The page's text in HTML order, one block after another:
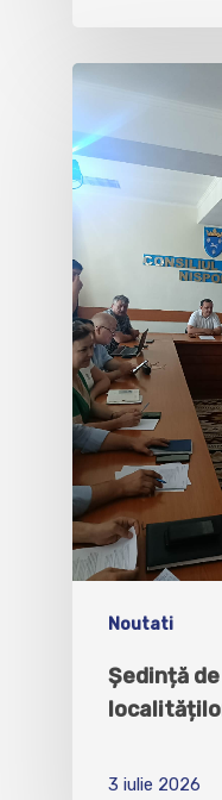
Noutati
Ședință
3 iulie 2026